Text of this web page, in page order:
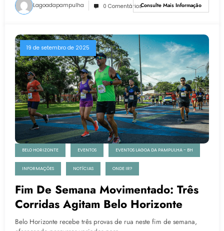
Lagoadapampulha 0 ComentáriosConsulte Mais Informação
19 de setembro de 2025
BELO HORIZONTE EVENTOS EVENTOS LAGOA DA PAMPULHA - BH
INFORMAÇÕES NOTÍCIAS ONDE IR?
Fim De Semana Movimentado: Três
Corridas Agitam Belo Horizonte
Belo Horizonte recebe três provas de rua neste fim de semana,